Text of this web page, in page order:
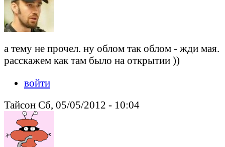
а тему не прочел. ну облом так облом - жди мая.
расскажем как там было на открытии ))
войти
Тайсон Сб, 05/05/2012 - 10:04